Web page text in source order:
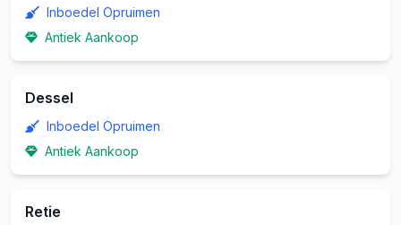
Inboedel Opruimen
Antiek Aankoop
Dessel
Inboedel Opruimen
Antiek Aankoop
Retie